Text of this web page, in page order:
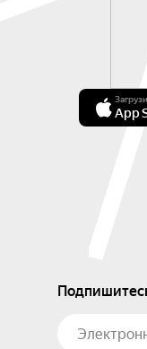
App